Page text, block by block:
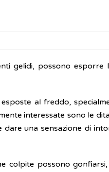
gelidi, possono esporre
al freddo,
interessate sono le
una sensazione di
colpite possono